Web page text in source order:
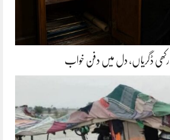
رکھی ڈگریاں، دل میں دفن خواب